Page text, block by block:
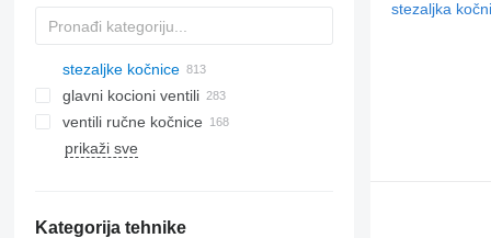
stezaljkе kočnice
glavni kocioni ventili
ventili ručne kočnice
prikaži sve
Kategorija tehnike